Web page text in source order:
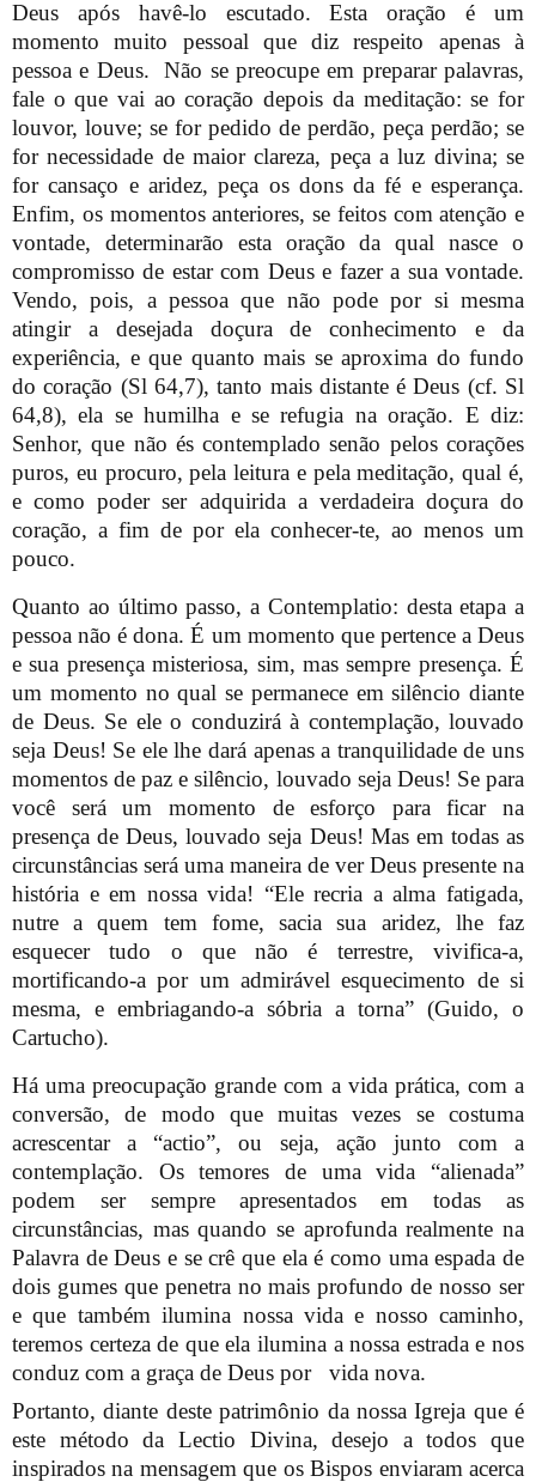
Deus após havê-lo escutado. Esta oração é um
momento muito pessoal que diz respeito apenas à
pessoa e Deus.
Não se preocupe em preparar palavras,
fale o que vai ao coração depois da meditação: se for
louvor, louve; se for pedido de perdão, peça perdão; se
for necessidade de maior clareza, peça a luz divina; se
for cansaço e aridez, peça os dons da fé e esperança.
Enfim, os momentos anteriores, se feitos com atenção e
vontade, determinarão esta oração da qual nasce o
compromisso de estar com Deus e fazer a sua vontade.
Vendo, pois, a pessoa que não pode por si mesma
atingir a desejada doçura de conhecimento e da
experiência, e que quanto mais se aproxima do fundo
do coração (Sl 64,7), tanto mais distante é Deus (cf. Sl
64,8), ela se humilha e se refugia na oração. E diz:
Senhor, que não és contemplado senão pelos corações
puros, eu procuro, pela leitura e pela meditação, qual é,
e como poder ser adquirida a verdadeira doçura do
coração, a fim de por ela conhecer-te, ao menos um
pouco.
Quanto ao último passo, a Contemplatio: desta etapa a
pessoa não é dona. É um momento que pertence a Deus
e sua presença misteriosa, sim, mas sempre presença. É
um momento no qual se permanece em silêncio diante
de Deus. Se ele o conduzirá à contemplação, louvado
seja Deus! Se ele lhe dará apenas a tranquilidade de uns
momentos de paz e silêncio, louvado seja Deus! Se para
você será um momento de esforço para ficar na
presença de Deus, louvado seja Deus! Mas em todas as
circunstâncias será uma maneira de ver Deus presente na
história e em nossa vida! “Ele recria a alma fatigada,
nutre a quem tem fome, sacia sua aridez, lhe faz
esquecer tudo o que não é terrestre, vivifica-a,
mortificando-a por um admirável esquecimento de si
mesma, e embriagando-a sóbria a torna” (Guido, o
Cartucho).
Há uma preocupação grande com a vida prática, com a
conversão, de modo que muitas vezes se costuma
acrescentar a “actio”, ou seja, ação junto com a
contemplação. Os temores de uma vida “alienada”
podem ser sempre apresentados em todas as
circunstâncias, mas quando se aprofunda realmente na
Palavra de Deus e se crê que ela é como uma espada de
dois gumes que penetra no mais profundo de nosso ser
e que também ilumina nossa vida e nosso caminho,
teremos certeza de que ela ilumina a nossa estrada e nos
conduz com a graça de Deus por
vida nova.
Portanto, diante deste patrimônio da nossa Igreja que é
este método da Lectio Divina, desejo a todos que
inspirados na mensagem que os Bispos enviaram acerca